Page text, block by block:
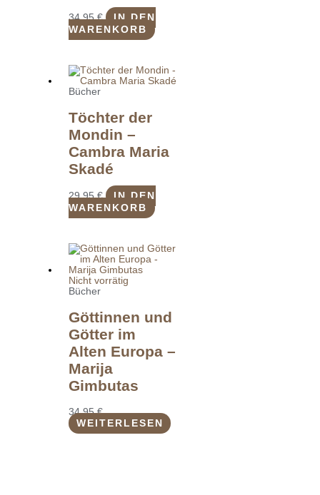
34,95€
IN DEN
WARENKORB
Bücher
Töchter der
Mondin –
Cambra Maria
Skadé
29,95€
IN DEN
WARENKORB
Nicht vorrätig
Bücher
Göttinnen und
Götter im
Alten Europa –
Marija
Gimbutas
34,95€
WEITERLESEN